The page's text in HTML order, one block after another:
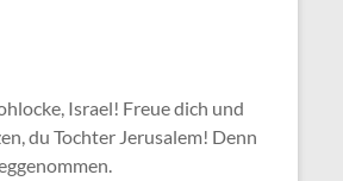
Israel! Freue dich und
du Tochter Jerusalem! Denn